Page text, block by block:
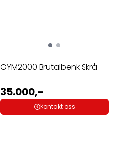
GYM2000 Brutalbenk Skrå
35.000,-
Kontakt oss